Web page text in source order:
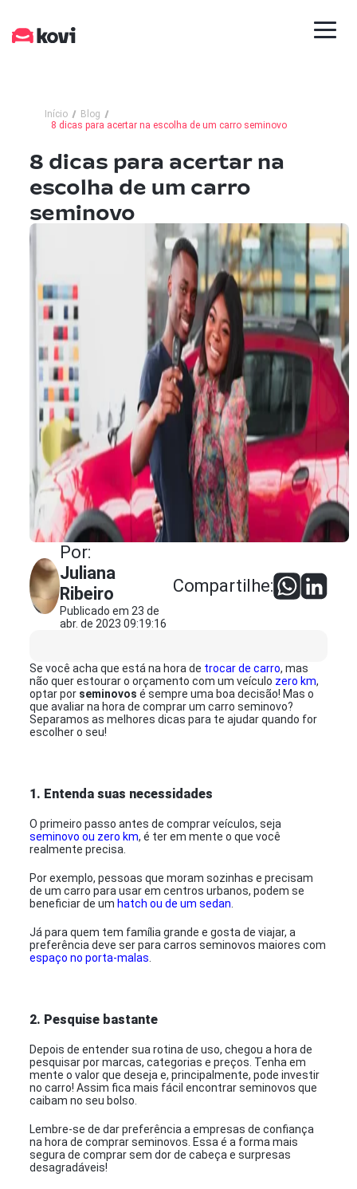
Início
Blog
8 dicas para acertar na escolha de um carro seminovo
8 dicas para acertar na
escolha de um carro
seminovo
Por:
Juliana
Ribeiro
Publicado em 23 de
abr. de 2023 09:19:16
Compartilhe:
Se você acha que está na hora de trocar de carro, mas
não quer estourar o orçamento com um veículo zero km,
optar por seminovos é sempre uma boa decisão! Mas o
que avaliar na hora de comprar um carro seminovo?
Separamos as melhores dicas para te ajudar quando for
escolher o seu!
1. Entenda suas necessidades
O primeiro passo antes de comprar veículos, seja
seminovo ou zero km, é ter em mente o que você
realmente precisa.
Por exemplo, pessoas que moram sozinhas e precisam
de um carro para usar em centros urbanos, podem se
beneficiar de um hatch ou de um sedan
Já para quem tem família grande e gosta de viajar, a
preferência deve ser para carros seminovos maiores com
espaço no porta-malas
2. Pesquise bastante
Depois de entender sua rotina de uso, chegou a hora de
pesquisar por marcas, categorias e preços. Tenha em
mente o valor que deseja e, principalmente, pode investir
no carro! Assim fica mais fácil encontrar seminovos que
caibam no seu bolso.
Lembre-se de dar preferência a empresas de confiança
na hora de comprar seminovos. Essa é a forma mais
segura de comprar sem dor de cabeça e surpresas
desagradáveis!